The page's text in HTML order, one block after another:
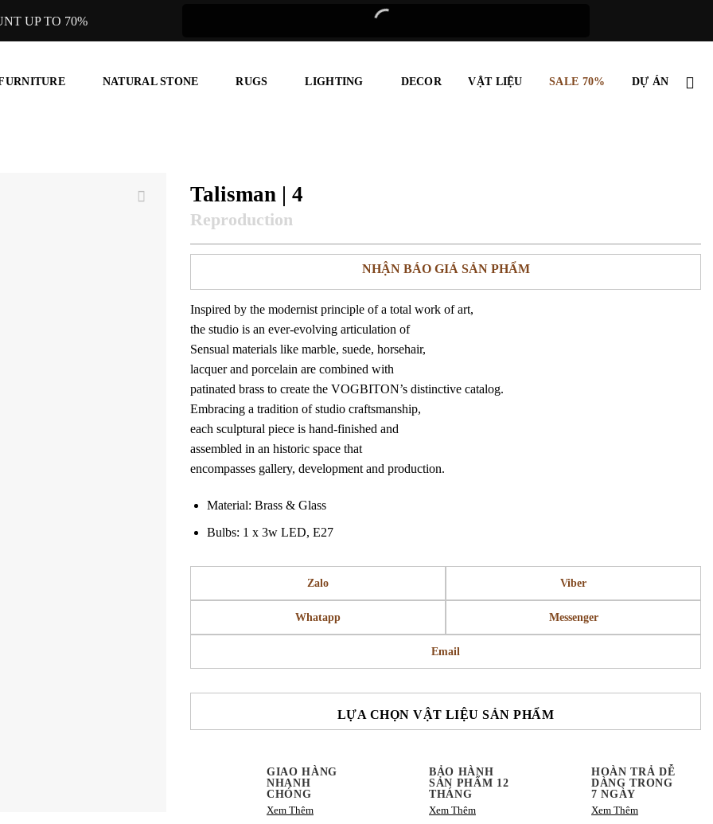
UP TO 70%
NATURAL STONE RUGS LIGHTING DECOR VẬT LIỆU SALE 70% DỰ ÁN
Talisman | 4
NHẬN BÁO GIÁ SẢN PHẨM
Inspired by the modernist principle of a total work of art,
the studio is an ever-evolving articulation of
Sensual materials like marble, suede, horsehair,
lacquer and porcelain are combined with
patinated brass to create the VOGBITON’s distinctive catalog.
Embracing a tradition of studio craftsmanship,
each sculptural piece is hand-finished and
assembled in an historic space that
encompasses gallery, development and production.
Material: Brass & Glass
Bulbs: 1 x 3w LED, E27
Zalo Viber
Whatapp Messenger
Email
LỰA CHỌN VẬT LIỆU SẢN PHẨM
GIAO HÀNG
NHANH
CHÓNG
Xem Thêm
BẢO HÀNH
SẢN PHẨM 12
THÁNG
Xem Thêm
HOÀN TRẢ DỄ
DÀNG TRONG
7 NGÀY
Xem Thêm